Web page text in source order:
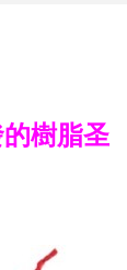
樹脂圣